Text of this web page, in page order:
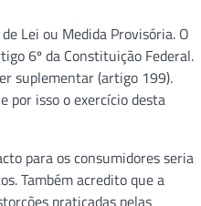
Lei ou Medida Provisória. O
6º da Constituição Federal.
suplementar (artigo 199).
por isso o exercício desta
para os consumidores seria
Também acredito que a
praticadas pelas